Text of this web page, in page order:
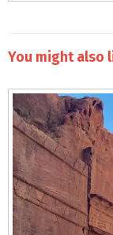
You might also